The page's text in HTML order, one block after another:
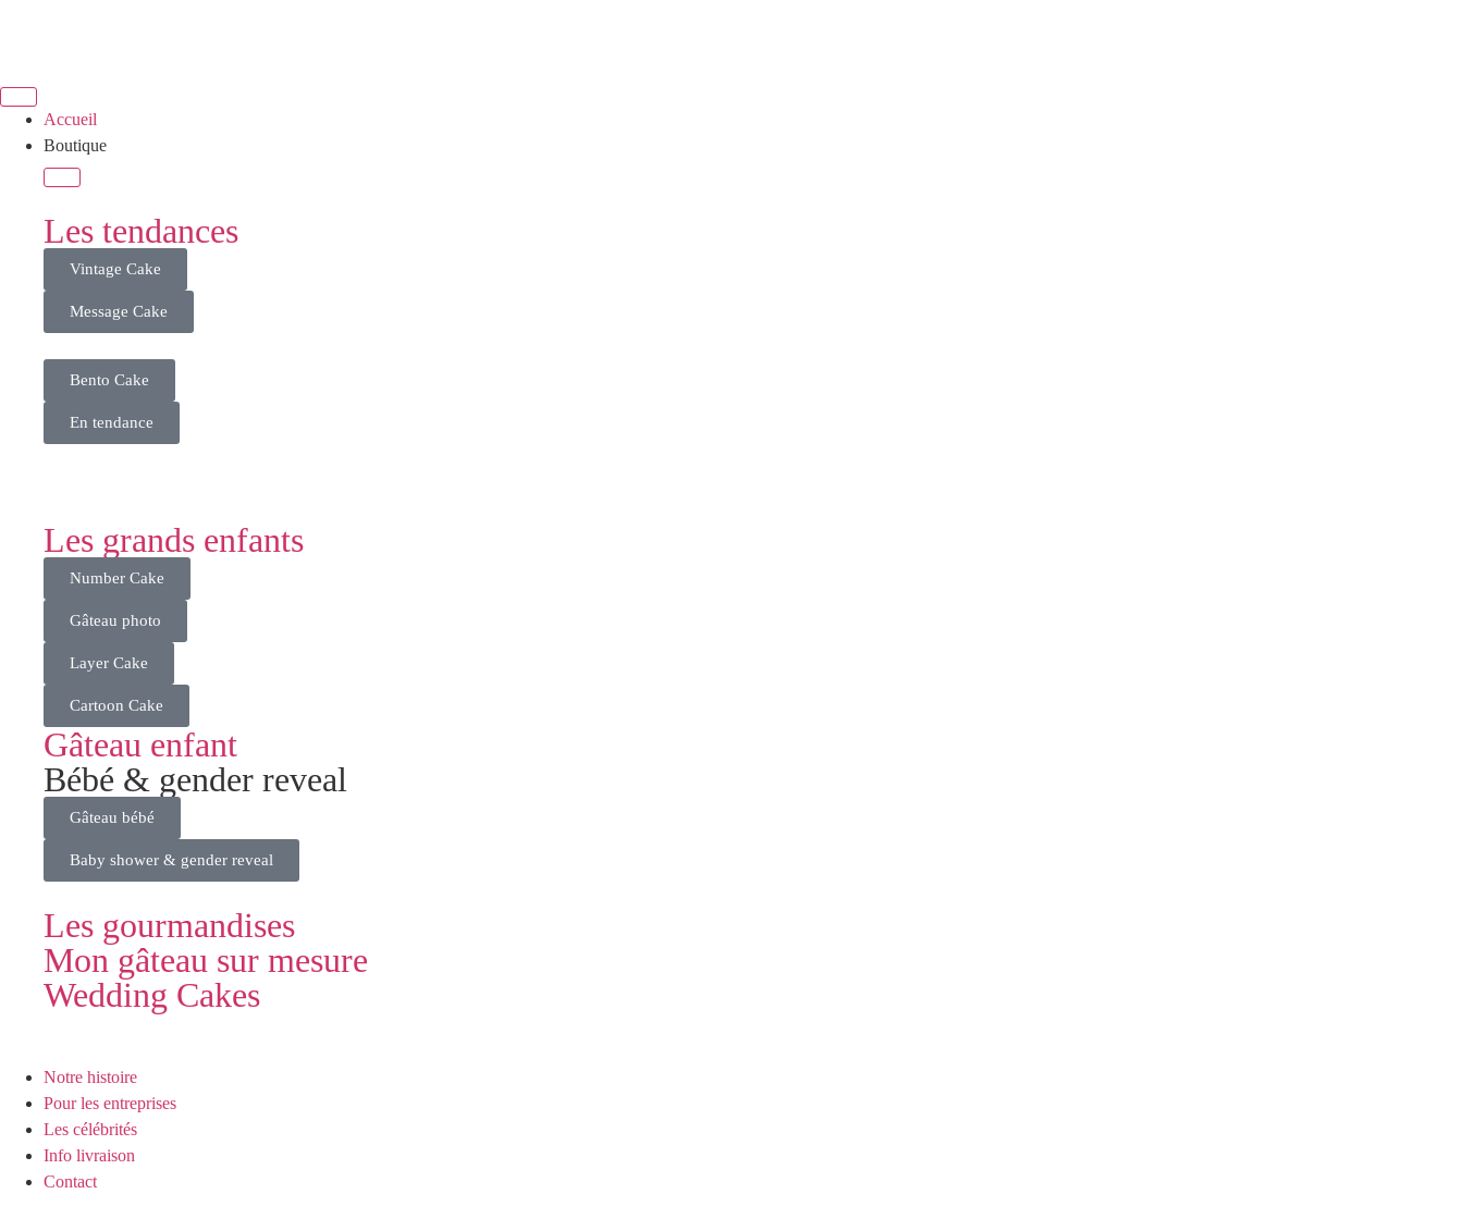
Accueil
Boutique
Les tendances
Vintage Cake
Message Cake
Bento Cake
En tendance
Les grands enfants
Number Cake
Gâteau photo
Layer Cake
Cartoon Cake
Gâteau enfant
Bébé & gender reveal
Gâteau bébé
Baby shower & gender reveal
Les gourmandises
Mon gâteau sur mesure
Wedding Cakes
Notre histoire
Pour les entreprises
Les célébrités
Info livraison
Contact